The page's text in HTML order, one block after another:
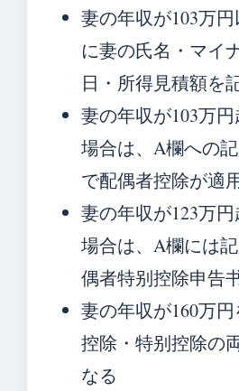
妻の年収が103万
に妻の氏名・マイ
日・所得見積額を
妻の年収が103万
場合は、A欄への
で配偶者控除が適
妻の年収が123万
場合は、A欄には
偶者特别控除申告
妻の年収が160万
控除・特别控除の
なる